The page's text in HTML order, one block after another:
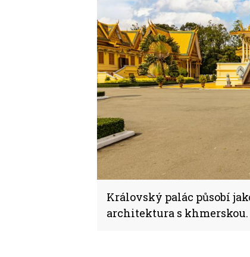
Královský palác působí
architektura s khmerskou.